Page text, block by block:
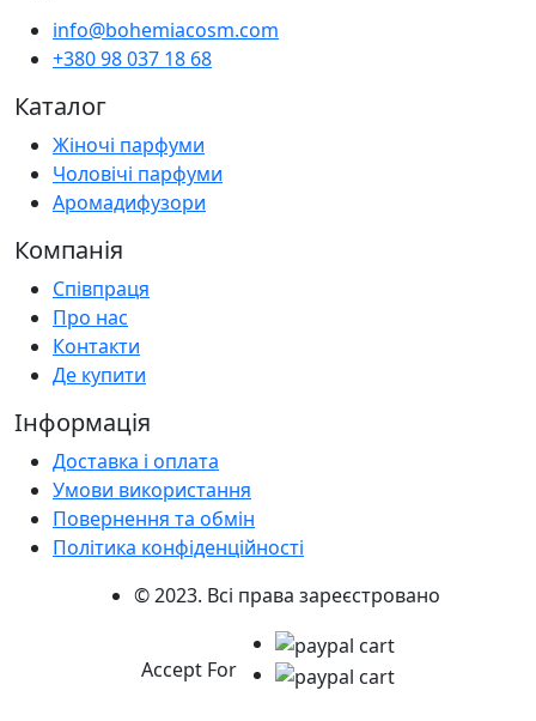
info@bohemiacosm.com
+380 98 037 18 68
Каталог
Жіночі парфуми
Чоловічі парфуми
Аромадифузори
Компанія
Співпраця
Про нас
Контакти
Де купити
Інформація
Доставка і оплата
Умови використання
Повернення та обмін
Політика конфіденційності
© 2023. Всі права зареєстровано
Accept For